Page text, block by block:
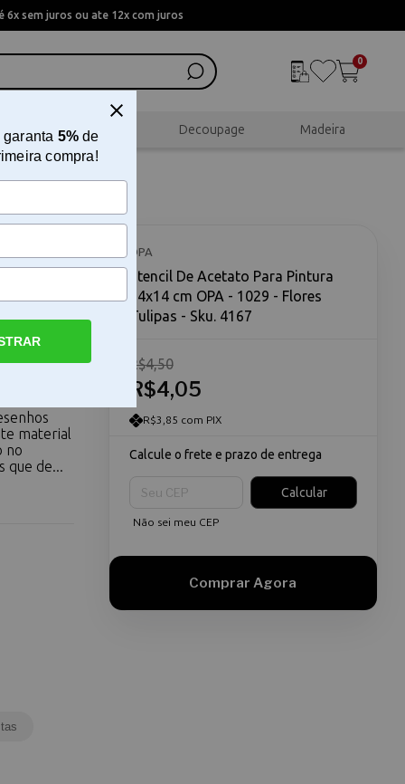
6x sem juros ou ate 12x com juros
0
Scrapbook Decoupage Madeira
cm
- 1029 -
material
no
que de...
OPA
Stencil De Acetato Para Pintura
14x14 cm OPA - 1029 - Flores
Tulipas - Sku. 4167
R$4,05
R$4,50
R$3,85 com PIX
Calcule o frete e prazo de entrega
Calcular
Não sei meu CEP
garanta 5%de
compra!